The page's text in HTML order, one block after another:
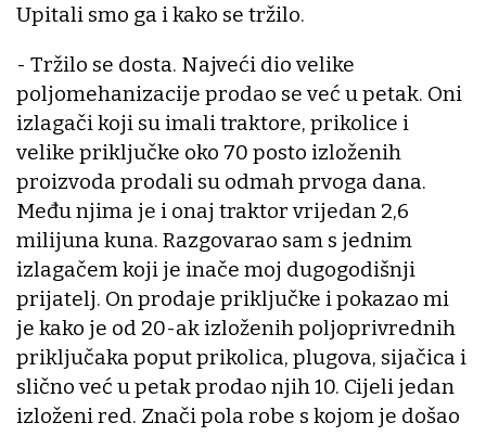
Upitali smo ga i kako se tržilo.
- Tržilo se dosta. Najveći dio velike
poljomehanizacije prodao se već u petak. Oni
izlagači koji su imali traktore, prikolice i
velike priključke oko 70 posto izloženih
proizvoda prodali su odmah prvoga dana.
Među njima je i onaj traktor vrijedan 2,6
milijuna kuna. Razgovarao sam s jednim
izlagačem koji je inače moj dugogodišnji
prijatelj. On prodaje priključke i pokazao mi
je kako je od 20-ak izloženih poljoprivrednih
priključaka poput prikolica, plugova, sijačica i
slično već u petak prodao njih 10. Cijeli jedan
izloženi red. Znači pola robe s kojom je došao